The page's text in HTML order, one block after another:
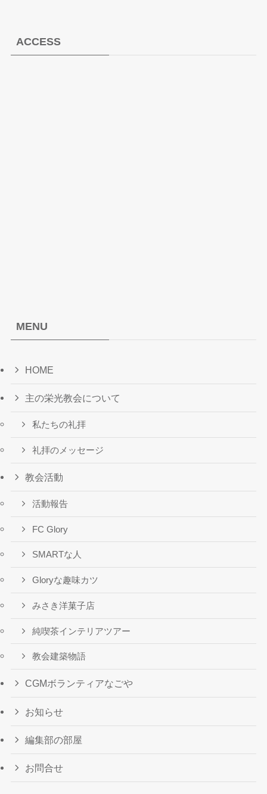
ACCESS
MENU
HOME
主の栄光教会について
私たちの礼拝
礼拝のメッセージ
教会活動
活動報告
FC Glory
SMARTな人
Gloryな趣味カツ
みさき洋菓子店
純喫茶インテリアツアー
教会建築物語
CGMボランティアなごや
お知らせ
編集部の部屋
お問合せ